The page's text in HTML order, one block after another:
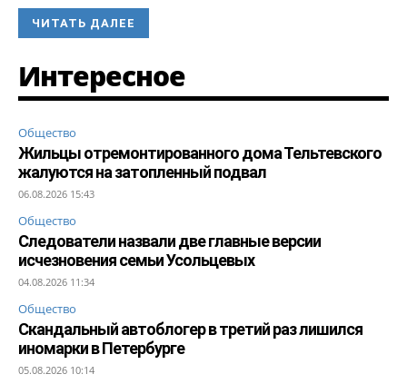
ЧИТАТЬ ДАЛЕЕ
Интересное
Общество
Жильцы отремонтированного дома Тельтевского
жалуются на затопленный подвал
06.08.2026 15:43
Общество
Следователи назвали две главные версии
исчезновения семьи Усольцевых
04.08.2026 11:34
Общество
Скандальный автоблогер в третий раз лишился
иномарки в Петербурге
05.08.2026 10:14